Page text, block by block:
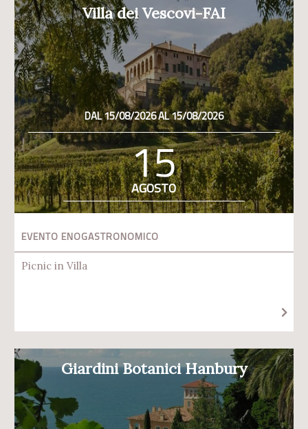
Villa dei Vescovi-FAI
DAL 15/08/2026 AL 15/08/2026
15
AGOSTO
EVENTO ENOGASTRONOMICO
Picnic in Villa
Giardini Botanici Hanbury